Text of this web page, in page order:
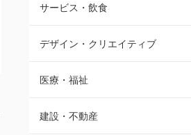
サービス・飲食
デザイン・クリエイティブ
医療・福祉
建設・不動産